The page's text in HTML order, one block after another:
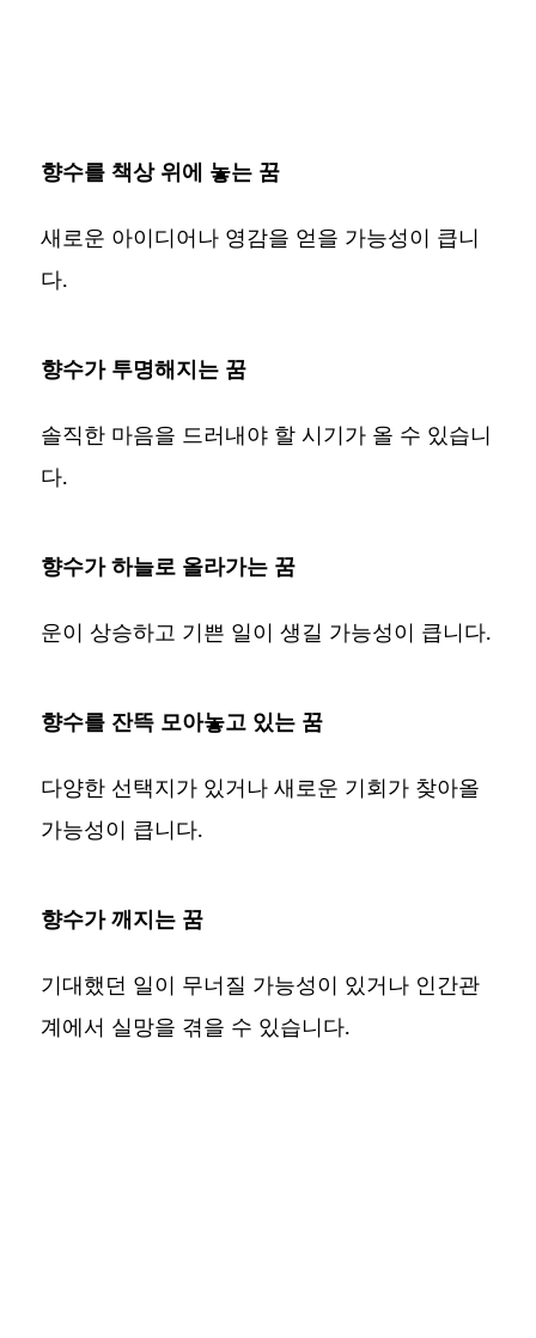
향수를 책상 위에 놓는 꿈
새로운 아이디어나 영감을 얻을 가능성이 큽니
다.
향수가 투명해지는 꿈
솔직한 마음을 드러내야 할 시기가 올 수 있습니
다.
향수가 하늘로 올라가는 꿈
운이 상승하고 기쁜 일이 생길 가능성이 큽니다.
향수를 잔뜩 모아놓고 있는 꿈
다양한 선택지가 있거나 새로운 기회가 찾아올
가능성이 큽니다.
향수가 깨지는 꿈
기대했던 일이 무너질 가능성이 있거나 인간관
계에서 실망을 겪을 수 있습니다.